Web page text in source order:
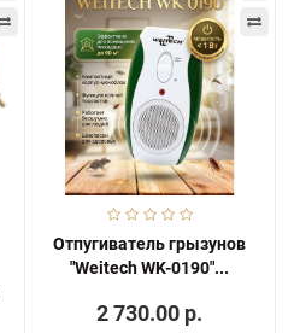
Отпугиватель грызунов
"Weitech WK-0190"...
2 730.00 р.